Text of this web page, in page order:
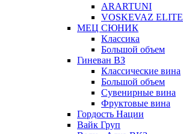
ARARTUNI
VOSKEVAZ ELITE
МЕЦ СЮНИК
Классика
Большой объем
Гиневан ВЗ
Классические вина
Большой объем
Сувенирные вина
Фруктовые вина
Гордость Нации
Вайк Груп